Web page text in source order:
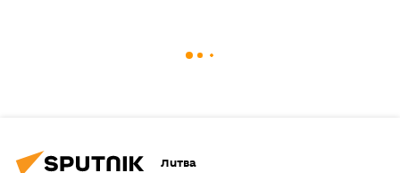
Литва